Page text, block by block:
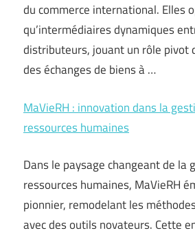
du commerce international. Elles
qu’intermédiaires dynamiques
distributeurs, jouant un rôle pivot
des échanges de biens à …
MaVieRH : innovation dans la
ressources humaines
Dans le paysage changeant de la
ressources humaines, MaVieRH
pionnier, remodelant les
avec des outils novateurs. Cette